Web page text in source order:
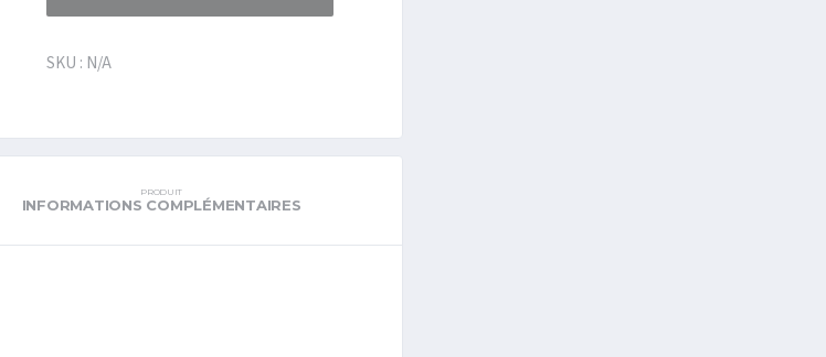
-
SKU : N/A
PRODUIT
INFORMATIONS COMPLÉMENTAIRES